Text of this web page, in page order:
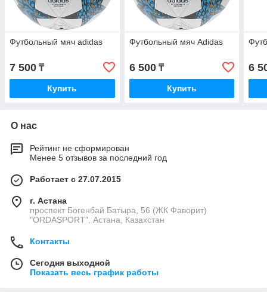
Футбольный мяч adidas
7 500 ₸
Купить
Футбольный мяч Adidas
6 500₸
Купить
6
О нас
Рейтинг не сформирован
Менее 5 отзывов за последний год
Работает с 27.07.2015
г. Астана
проспект Богенбай Батыра, 56 (ЖК Фаворит)
"ORDASPORT", Астана, Казахстан
Контакты
Сегодня выходной
Показать весь график работы